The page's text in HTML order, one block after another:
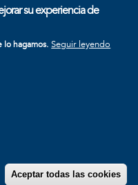
for Safety
su experiencia de
lo hagamos. Seguir leyendo
Aceptar todas las cookies